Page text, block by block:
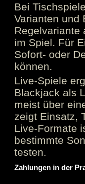
Bei
Varianten und
Regelvariante
im Spiel. Für
Sofort- oder
können.
Live-Spiele
Blackjack als
meist über
zeigt Einsatz,
Live-Formate
bestimmte
testen.
Zahlungen in der